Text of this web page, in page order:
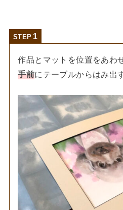
STEP
作品とマットを位置をあわ
手前にテーブルからはみ出